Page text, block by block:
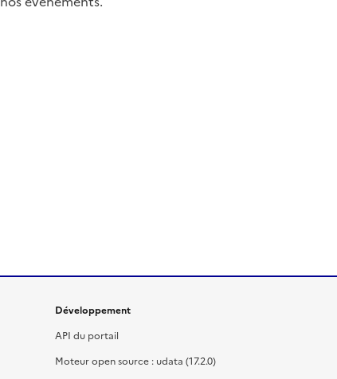
Développement
API du portail
Moteur open source : udata (17.2.0)